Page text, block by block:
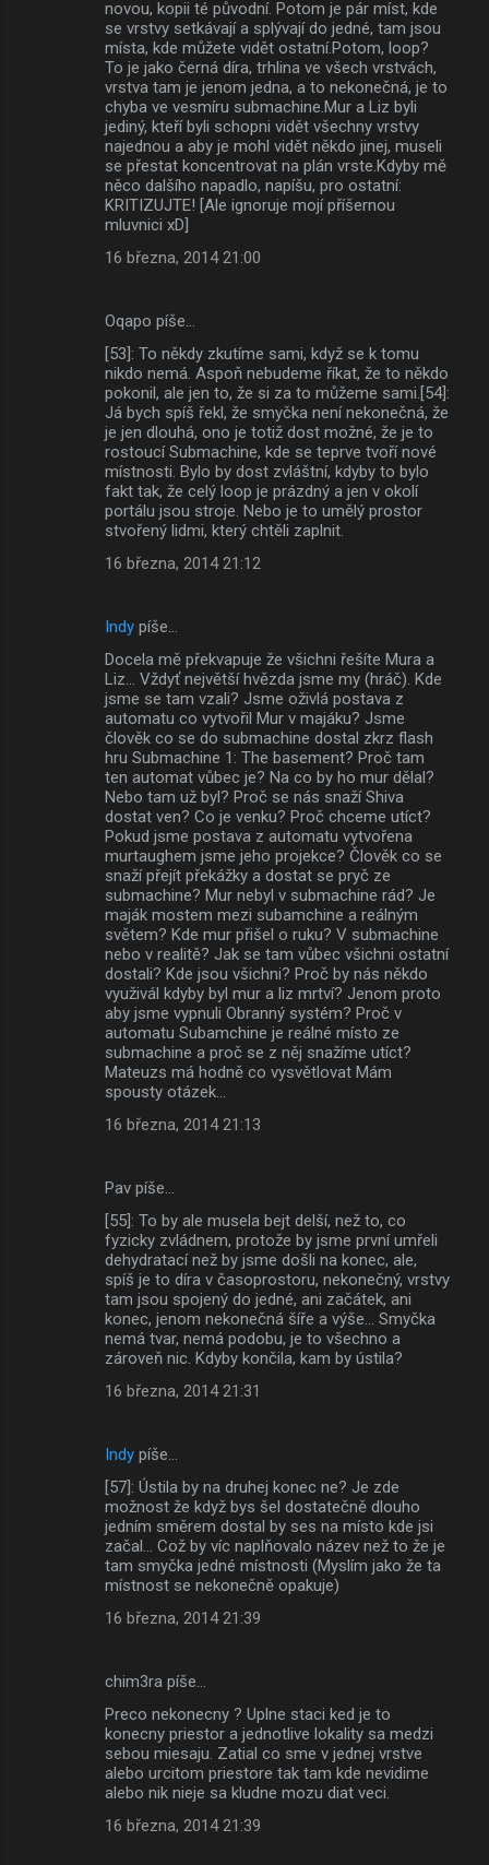
novou, kopii té původní. Potom je pár míst, kde
se vrstvy setkávají a splývají do jedné, tam jsou
místa, kde můžete vidět ostatní.Potom, loop?
To je jako černá díra, trhlina ve všech vrstvách,
vrstva tam je jenom jedna, a to nekonečná, je to
chyba ve vesmíru submachine.Mur a Liz byli
jediný, kteří byli schopni vidět všechny vrstvy
najednou a aby je mohl vidět někdo jinej, museli
se přestat koncentrovat na plán vrste.Kdyby mě
něco dalšího napadlo, napíšu, pro ostatní:
KRITIZUJTE! [Ale ignoruje mojí příšernou
mluvnici xD]
16 března, 2014 21:00
Oqapo píše…
[53]: To někdy zkutíme sami, když se k tomu
nikdo nemá. Aspoň nebudeme říkat, že to někdo
pokonil, ale jen to, že si za to můžeme sami.[54]:
Já bych spíš řekl, že smyčka není nekonečná, že
je jen dlouhá, ono je totiž dost možné, že je to
rostoucí Submachine, kde se teprve tvoří nové
místnosti. Bylo by dost zvláštní, kdyby to bylo
fakt tak, že celý loop je prázdný a jen v okolí
portálu jsou stroje. Nebo je to umělý prostor
stvořený lidmi, který chtěli zaplnit.
16 března, 2014 21:12
Indy píše…
Docela mě překvapuje že všichni řešíte Mura a
Liz... Vždyť největší hvězda jsme my (hráč). Kde
jsme se tam vzali? Jsme oživlá postava z
automatu co vytvořil Mur v majáku? Jsme
člověk co se do submachine dostal zkrz flash
hru Submachine 1: The basement? Proč tam
ten automat vůbec je? Na co by ho mur dělal?
Nebo tam už byl? Proč se nás snaží Shiva
dostat ven? Co je venku? Proč chceme utíct?
Pokud jsme postava z automatu vytvořena
murtaughem jsme jeho projekce? Člověk co se
snaží přejít překážky a dostat se pryč ze
submachine? Mur nebyl v submachine rád? Je
maják mostem mezi subamchine a reálným
světem? Kde mur přišel o ruku? V submachine
nebo v realitě? Jak se tam vůbec všichni ostatní
dostali? Kde jsou všichni? Proč by nás někdo
využivál kdyby byl mur a liz mrtví? Jenom proto
aby jsme vypnuli Obranný systém? Proč v
automatu Subamchine je reálné místo ze
submachine a proč se z něj snažíme utíct?
Mateuzs má hodně co vysvětlovat Mám
spousty otázek...
16 března, 2014 21:13
Pav píše…
[55]: To by ale musela bejt delší, než to, co
fyzicky zvládnem, protože by jsme první umřeli
dehydratací než by jsme došli na konec, ale,
spíš je to díra v časoprostoru, nekonečný, vrstvy
tam jsou spojený do jedné, ani začátek, ani
konec, jenom nekonečná šíře a výše... Smyčka
nemá tvar, nemá podobu, je to všechno a
zároveň nic. Kdyby končila, kam by ústila?
16 března, 2014 21:31
Indy píše…
[57]: Ústila by na druhej konec ne? Je zde
možnost že když bys šel dostatečně dlouho
jedním směrem dostal by ses na místo kde jsi
začal... Což by víc naplňovalo název než to že je
tam smyčka jedné místnosti (Myslím jako že ta
místnost se nekonečně opakuje)
16 března, 2014 21:39
chim3ra píše…
Preco nekonecny ? Uplne staci ked je to
konecny priestor a jednotlive lokality sa medzi
sebou miesaju. Zatial co sme v jednej vrstve
alebo urcitom priestore tak tam kde nevidime
alebo nik nieje sa kludne mozu diat veci.
16 března, 2014 21:39